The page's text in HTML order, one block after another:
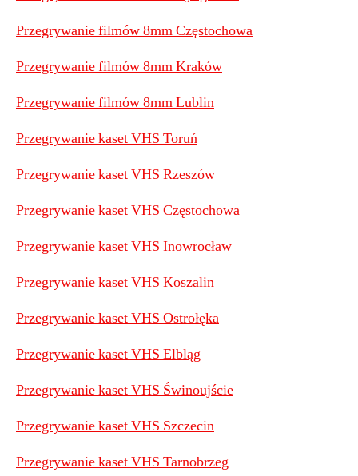
Przegrywanie filmów 8mm Częstochowa
Przegrywanie filmów 8mm Kraków
Przegrywanie filmów 8mm Lublin
Przegrywanie kaset VHS Toruń
Przegrywanie kaset VHS Rzeszów
Przegrywanie kaset VHS Częstochowa
Przegrywanie kaset VHS Inowrocław
Przegrywanie kaset VHS Koszalin
Przegrywanie kaset VHS Ostrołęka
Przegrywanie kaset VHS Elbląg
Przegrywanie kaset VHS Świnoujście
Przegrywanie kaset VHS Szczecin
Przegrywanie kaset VHS Tarnobrzeg